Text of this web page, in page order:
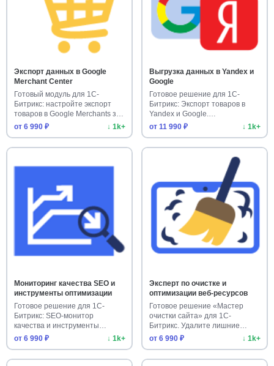
Экспорт данных в Google
Merchant Center
Готовый модуль для 1С-
Битрикс: настройте экспорт
товаров в Google Merchants за
м…
от 6 990 ₽ ↓ 1k+
Выгрузка данных в Yandex и
Google
Готовое решение для 1С-
Битрикс: Экспорт товаров в
Yandex и Google.
Автоматизируй…
от 11 990 ₽ ↓ 1k+
Мониторинг качества SEO и
инструменты оптимизации
Готовое решение для 1С-
Битрикс: SEO-монитор
качества и инструменты
оптимизации. …
от 6 990 ₽ ↓ 1k+
Эксперт по очистке и
оптимизации веб-ресурсов
Готовое решение «Мастер
очистки сайта» для 1С-
Битрикс. Удалите лишние
данные и у…
от 6 990 ₽ ↓ 1k+